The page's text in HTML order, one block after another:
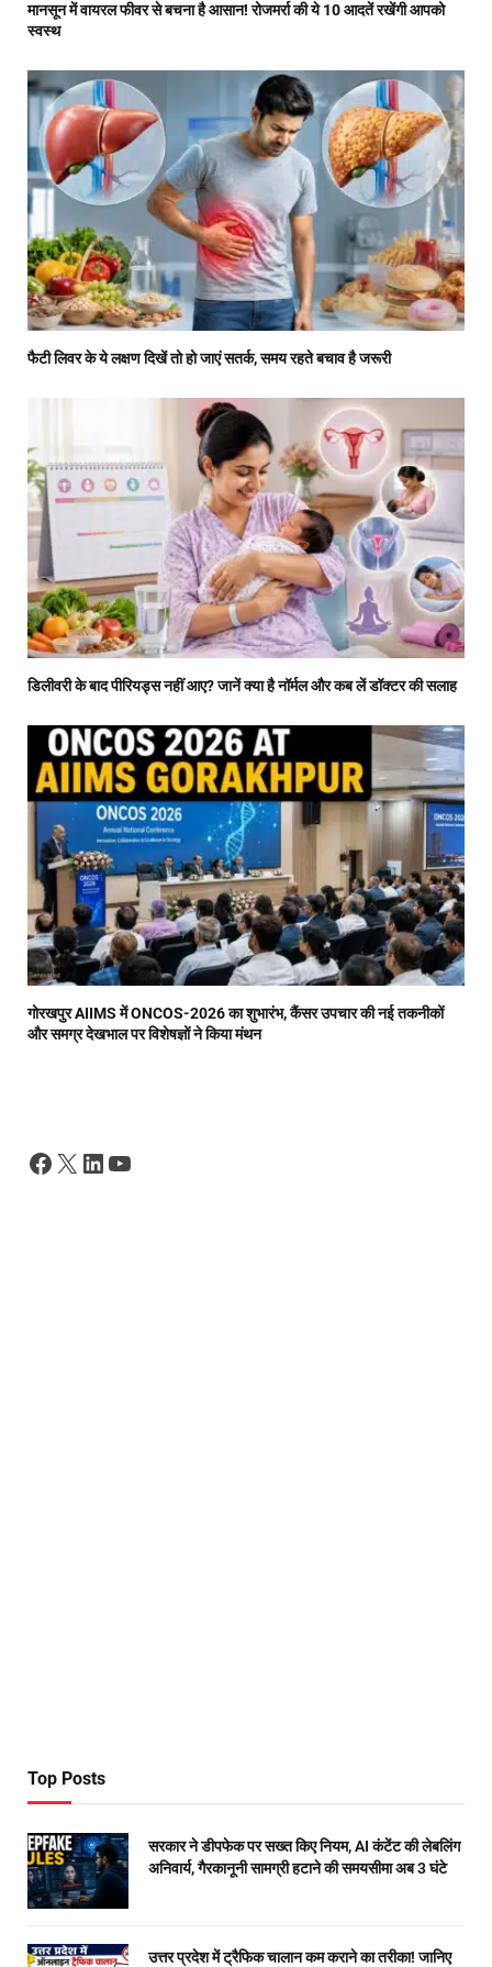
मानसून में वायरल फीवर से बचना है आसान! रोजमर्रा की ये 10 आदतें रखेंगी आपको
स्वस्थ
फैटी लिवर के ये लक्षण दिखें तो हो जाएं सतर्क, समय रहते बचाव है जरूरी
डिलीवरी के बाद पीरियड्स नहीं आए? जानें क्या है नॉर्मल और कब लें डॉक्टर की सलाह
गोरखपुर AIIMS में ONCOS-2026 का शुभारंभ, कैंसर उपचार की नई तकनीकों
और समग्र देखभाल पर विशेषज्ञों ने किया मंथन
Facebook
X LinkedIn
YouTube
Top Posts
सरकार ने डीपफेक पर सख्त किए नियम, AI कंटेंट की लेबलिंग
अनिवार्य, गैरकानूनी सामग्री हटाने की समयसीमा अब 3 घंटे
उत्तर प्रदेश में ट्रैफिक चालान कम कराने का तरीका! जानिए